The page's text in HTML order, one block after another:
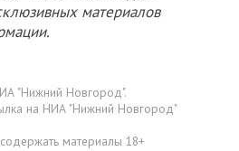
материалов
"Нижний Новгород".
на НИА "Нижний Новгород"
материалы 18+